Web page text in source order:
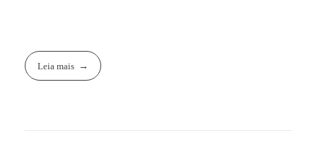
Leia mais